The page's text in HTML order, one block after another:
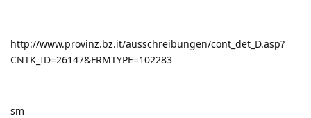
http://www.provinz.bz.it/ausschreibungen/cont_det_D.asp?
CNTK_ID=26147&FRMTYPE=102283
sm